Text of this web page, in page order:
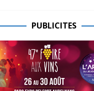
PUBLICITES